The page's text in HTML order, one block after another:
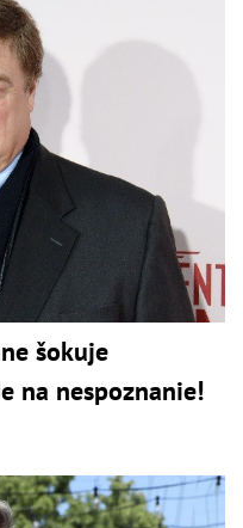
šokuje
na nespoznanie!